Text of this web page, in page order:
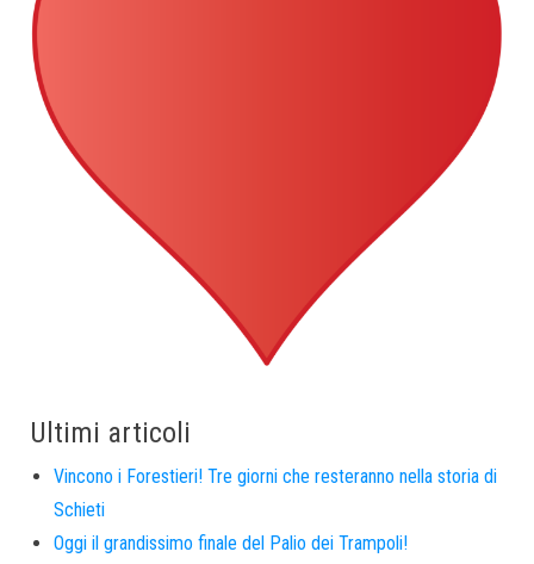
Ultimi articoli
Vincono i Forestieri! Tre giorni che resteranno nella storia di
Schieti
Oggi il grandissimo finale del Palio dei Trampoli!